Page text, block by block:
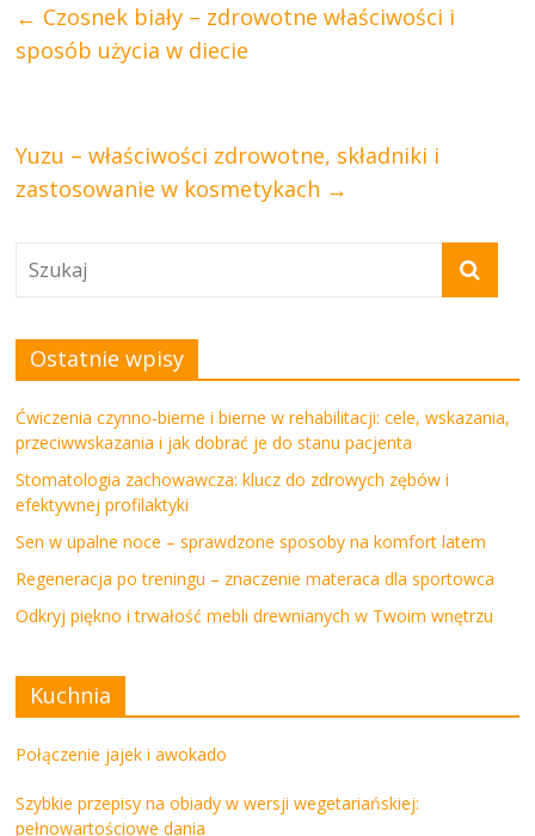
← Czosnek biały – zdrowotne właściwości i
sposób użycia w diecie
Yuzu – właściwości zdrowotne, składniki i
zastosowanie w kosmetykach →
Ostatnie wpisy
Ćwiczenia czynno-bierne i bierne w rehabilitacji: cele, wskazania,
przeciwwskazania i jak dobrać je do stanu pacjenta
Stomatologia zachowawcza: klucz do zdrowych zębów i
efektywnej profilaktyki
Sen w upalne noce – sprawdzone sposoby na komfort latem
Regeneracja po treningu – znaczenie materaca dla sportowca
Odkryj piękno i trwałość mebli drewnianych w Twoim wnętrzu
Kuchnia
Połączenie jajek i awokado
Szybkie przepisy na obiady w wersji wegetariańskiej:
pełnowartościowe dania